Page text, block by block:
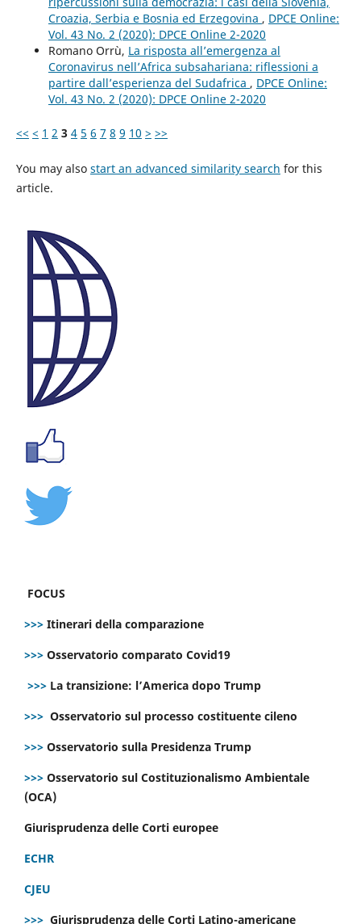
Croazia, Serbia e Bosnia ed Erzegovina , DPCE Online:
Vol. 43 No. 2 (2020): DPCE Online 2-2020
Romano Orrù, La risposta all’emergenza al
Coronavirus nell’Africa subsahariana: riflessioni a
partire dall’esperienza del Sudafrica , DPCE Online:
Vol. 43 No. 2 (2020): DPCE Online 2-2020
<< < 1 2 3 4 5 6 7 8 9 10 > >>
You may also start an advanced similarity search for this
article.
FOCUS
>>> Itinerari della comparazione
>>> Osservatorio comparato Covid19
>>> La transizione: l’America dopo Trump
>>> Osservatorio sul processo costituente cileno
>>> Osservatorio sulla Presidenza Trump
>>> Osservatorio sul Costituzionalismo Ambientale
(OCA)
Giurisprudenza delle Corti europee
ECHR
CJEU
>>> Giurisprudenza delle Corti Latino-americane